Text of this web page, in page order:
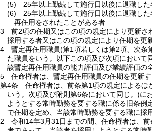
(5)
25年以上勤続して施行日以後に退職した
(6)
25年以上勤続して施行日以後に退職した
再任用をされたことがある者
3
前2項の任期又はこの項の規定により更新さ
採用する者又はこの項の規定により任期を更
4
暫定再任用職員(第1項若しくは第2項、次条
た職員をいう。以下この項及び次項において
該暫定再任用職員の能力評価及び業績評価の
5
任命権者は、暫定再任用職員の任期を更新
第4条
任命権者は、前条第1項の規定によるほ
いう。次項及び附則第6条において同じ。)に
ようとする常時勤務を要する職に係る旧条
で任期を定め、当該常時勤務を要する職に採
2
令和14年3月31日までの間、任命権者は、